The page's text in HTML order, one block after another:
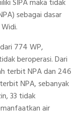
SIPA maka tidak
sebagai dasar
774 WP,
beroperasi. Dari
terbit NPA dan 246
NPA, sebanyak
33 tidak
air